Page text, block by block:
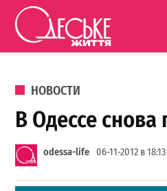
Перейти к содержанию
життя
ОПУБЛИКОВАНО В
НОВОСТИ
В Одессе
odessa-life 06-11-2012 в 18:13